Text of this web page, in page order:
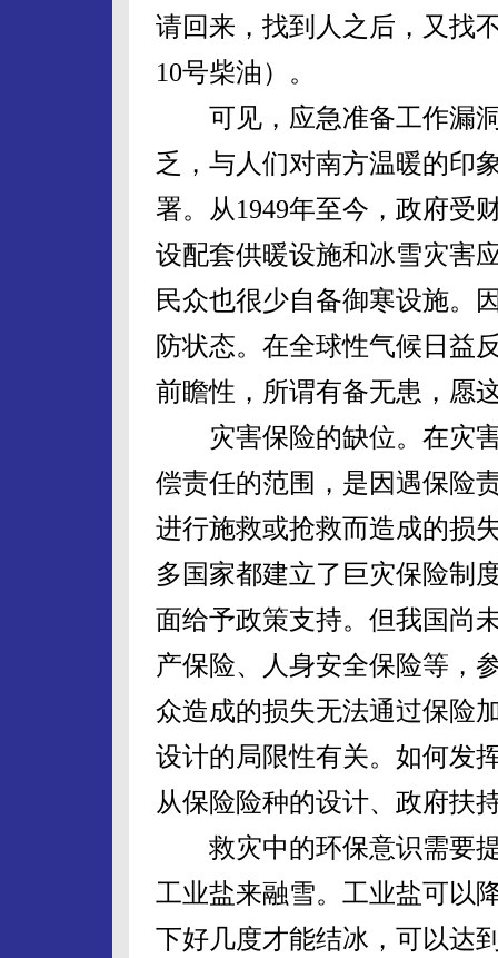
请回来，找到人之后，又找
10号柴油）。
可见，应急准备工作漏洞
乏，与人们对南方温暖的印
署。从1949年至今，政府受
设配套供暖设施和冰雪灾害
民众也很少自备御寒设施。
防状态。在全球性气候日益
前瞻性，所谓有备无患，愿
灾害保险的缺位。在灾害
偿责任的范围，是因遇保险
进行施救或抢救而造成的损
多国家都建立了巨灾保险制
面给予政策支持。但我国尚
产保险、人身安全保险等，
众造成的损失无法通过保险
设计的局限性有关。如何发
从保险险种的设计、政府扶
救灾中的环保意识需要提
工业盐来融雪。工业盐可以
下好几度才能结冰，可以达